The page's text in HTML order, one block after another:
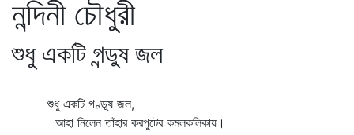
নন্দিনী চৌধুরী
শুধু একটি গন্ডুষ জল
শুধু একটি গণ্ডূষ জল,
আহা নিলেন তাঁহার করপুটের কমলকলিকায়।